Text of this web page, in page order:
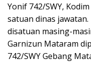
Yonif 742/SWY,
satuan dinas
disatuan masing-
Garnizun Mataram
742/SWY Gebang